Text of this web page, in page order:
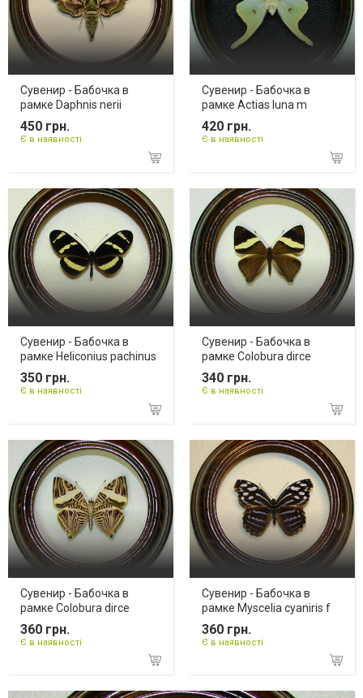
Сувенир - Бабочка в
рамке Daphnis nerii
450 грн.
Є в наявності
Сувенир - Бабочка в
рамке Actias luna m
420 грн.
Є в наявності
Сувенир - Бабочка в
рамке Heliconius pachinus
350 грн.
Є в наявності
Сувенир - Бабочка в
рамке Colobura dirce
340 грн.
Є в наявності
Сувенир - Бабочка в
рамке Colobura dirce
360 грн.
Є в наявності
Сувенир - Бабочка в
рамке Myscelia cyaniris f
360 грн.
Є в наявності